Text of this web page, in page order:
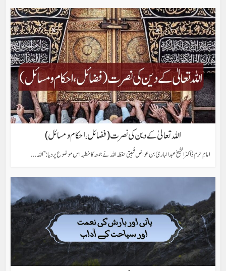
اللہ تعالیٰ کے دین کی نصرت (فضائل، احکام و مسائل)
امامِ حرم ڈاکٹر الشیخ عبدالبارئ بن عواض ثُبیتی حفظہ اللہ نے جمعہ کا خطبہ اس موضوع پر دیا:’’اللہ...